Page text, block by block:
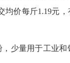
价每斤1.19元
量用于工业和